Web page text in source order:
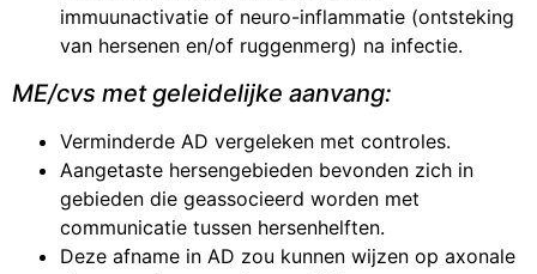
immuunactivatie of neuro-inflammatie (ontsteking
van hersenen en/of ruggenmerg) na infectie.
ME/cvs met geleidelijke aanvang:
Verminderde AD vergeleken met controles.
Aangetaste hersengebieden bevonden zich in
gebieden die geassocieerd worden met
communicatie tussen hersenhelften.
Deze afname in AD zou kunnen wijzen op axonale